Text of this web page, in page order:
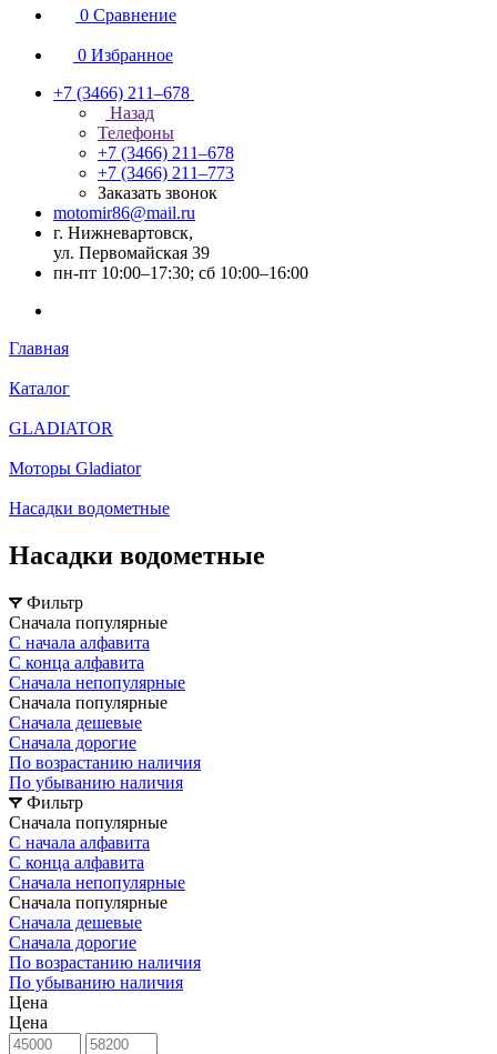
0 Сравнение
0 Избранное
+7 (3466) 211‒678
Назад
Телефоны
+7 (3466) 211‒678
+7 (3466) 211‒773
Заказать звонок
motomir86@mail.ru
г. Нижневартовск,
ул. Первомайская 39
пн-пт 10:00–17:30; сб 10:00–16:00
Главная
Каталог
GLADIATOR
Моторы Gladiator
Насадки водометные
Насадки водометные
Фильтр
Сначала популярные
С начала алфавита
С конца алфавита
Сначала непопулярные
Сначала популярные
Сначала дешевые
Сначала дорогие
По возрастанию наличия
По убыванию наличия
Фильтр
Сначала популярные
С начала алфавита
С конца алфавита
Сначала непопулярные
Сначала популярные
Сначала дешевые
Сначала дорогие
По возрастанию наличия
По убыванию наличия
Цена
Цена